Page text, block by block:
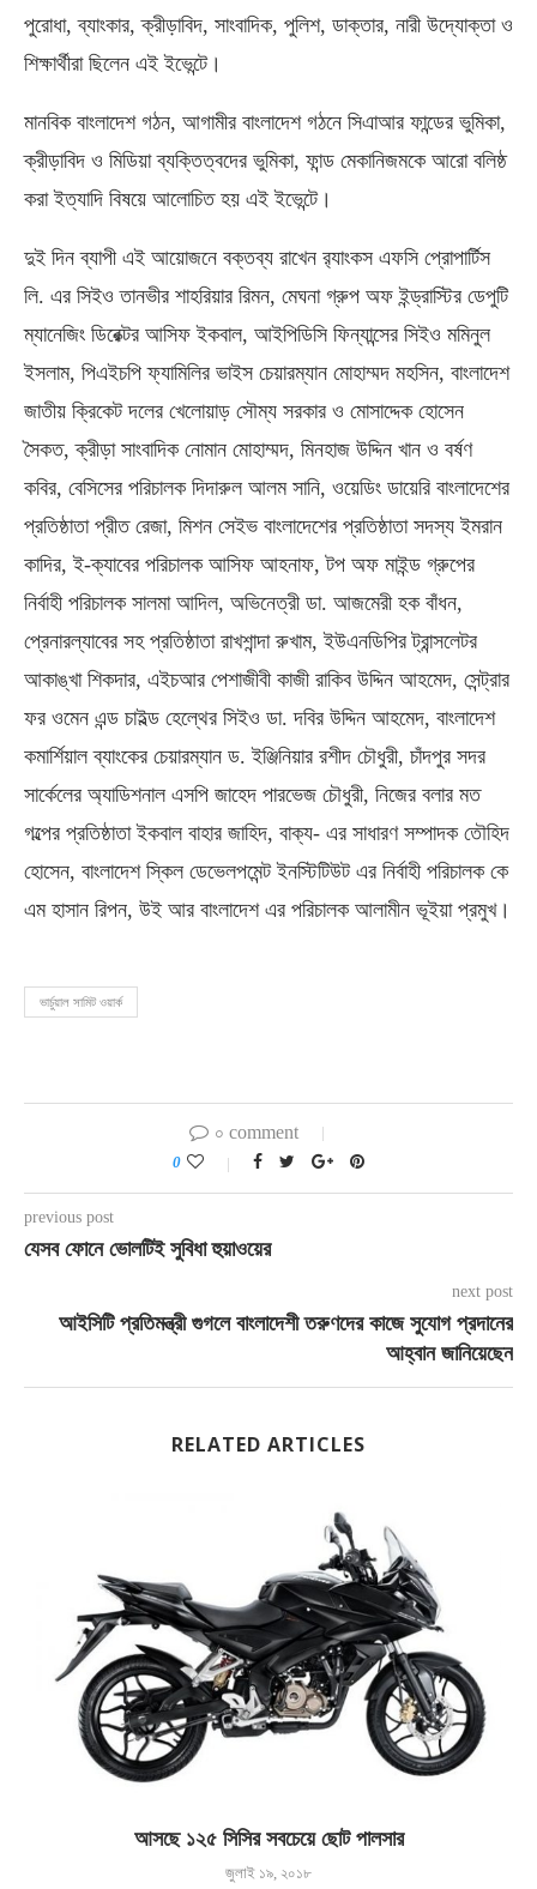
পুরোধা, ব্যাংকার, ক্রীড়াবিদ, সাংবাদিক, পুলিশ, ডাক্তার, নারী উদ্যোক্তা ও
শিক্ষার্থীরা ছিলেন এই ইভেন্টে।
মানবিক বাংলাদেশ গঠন, আগামীর বাংলাদেশ গঠনে সিএাআর ফান্ডের ভুমিকা,
ক্রীড়াবিদ ও মিডিয়া ব্যক্তিত্বদের ভুমিকা, ফান্ড মেকানিজমকে আরো বলিষ্ঠ
করা ইত্যাদি বিষয়ে আলোচিত হয় এই ইভেন্টে।
দুই দিন ব্যাপী এই আয়োজনে বক্তব্য রাখেন র‍্যাংকস এফসি প্রোপার্টিস
লি. এর সিইও তানভীর শাহরিয়ার রিমন, মেঘনা গ্রুপ অফ ইন্ড্রাস্টির ডেপুটি
ম্যানেজিং ডিরেক্টর আসিফ ইকবাল, আইপিডিসি ফিন্যান্সের সিইও মমিনুল
ইসলাম, পিএইচপি ফ্যামিলির ভাইস চেয়ারম্যান মোহাম্মদ মহসিন, বাংলাদেশ
জাতীয় ক্রিকেট দলের খেলোয়াড় সৌম্য সরকার ও মোসাদ্দেক হোসেন
সৈকত, ক্রীড়া সাংবাদিক নোমান মোহাম্মদ, মিনহাজ উদ্দিন খান ও বর্ষণ
কবির, বেসিসের পরিচালক দিদারুল আলম সানি, ওয়েডিং ডায়েরি বাংলাদেশের
প্রতিষ্ঠাতা প্রীত রেজা, মিশন সেইভ বাংলাদেশের প্রতিষ্ঠাতা সদস্য ইমরান
কাদির, ই-ক্যাবের পরিচালক আসিফ আহনাফ, টপ অফ মাইন্ড গ্রুপের
নির্বাহী পরিচালক সালমা আদিল, অভিনেত্রী ডা. আজমেরী হক বাঁধন,
প্রেনারল্যাবের সহ প্রতিষ্ঠাতা রাখশান্দা রুখাম, ইউএনডিপির ট্রান্সলেটর
আকাঙ্খা শিকদার, এইচআর পেশাজীবী কাজী রাকিব উদ্দিন আহমেদ, সেন্ট্রার
ফর ওমেন এন্ড চাইল্ড হেল্থের সিইও ডা. দবির উদ্দিন আহমেদ, বাংলাদেশ
কমার্শিয়াল ব্যাংকের চেয়ারম্যান ড. ইঞ্জিনিয়ার রশীদ চৌধুরী, চাঁদপুর সদর
সার্কেলের অ্যাডিশনাল এসপি জাহেদ পারভেজ চৌধুরী, নিজের বলার মত
গল্পের প্রতিষ্ঠাতা ইকবাল বাহার জাহিদ, বাক্য- এর সাধারণ সম্পাদক তৌহিদ
হোসেন, বাংলাদেশ স্কিল ডেভেলপমেন্ট ইনস্টিটিউট এর নির্বাহী পরিচালক কে
এম হাসান রিপন, উই আর বাংলাদেশ এর পরিচালক আলামীন ভূইয়া প্রমুখ।
ভার্চুয়াল সামিট ওয়ার্ক
০ comment
0
previous post
যেসব ফোনে ভোলটিই সুবিধা হুয়াওয়ের
next post
আইসিটি প্রতিমন্ত্রী গুগলে বাংলাদেশী তরুণদের কাজে সুযোগ প্রদানের
আহ্বান জানিয়েছেন
RELATED ARTICLES
আসছে ১২৫ সিসির সবচেয়ে ছোট পালসার
জুলাই ১৯, ২০১৮